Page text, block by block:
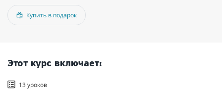
Купить в подарок
Этот курс включает:
13 уроков